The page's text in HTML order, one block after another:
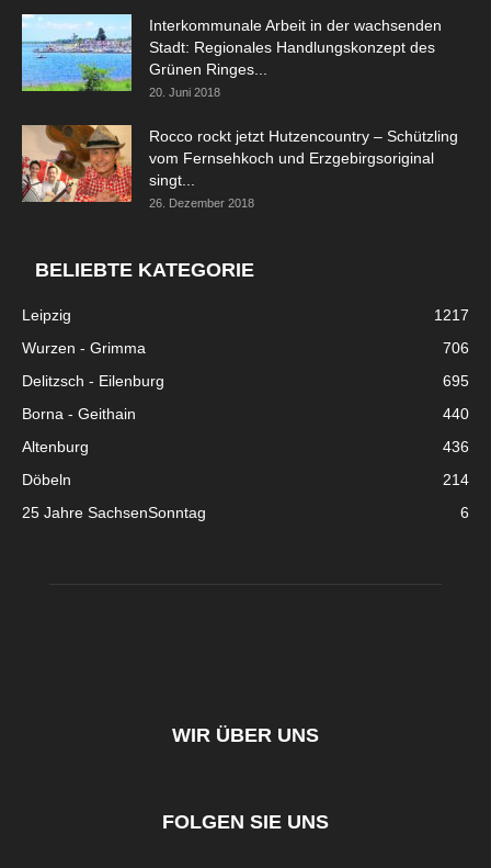
Interkommunale Arbeit in der wachsenden
Stadt: Regionales Handlungskonzept des
Grünen Ringes...
20. Juni 2018
Rocco rockt jetzt Hutzencountry – Schützling
vom Fernsehkoch und Erzgebirgsoriginal
singt...
26. Dezember 2018
BELIEBTE KATEGORIE
Leipzig
1217
Wurzen - Grimma
706
Delitzsch - Eilenburg
695
Borna - Geithain
440
Altenburg
436
Döbeln
214
25 Jahre SachsenSonntag
6
WIR ÜBER UNS
FOLGEN SIE UNS